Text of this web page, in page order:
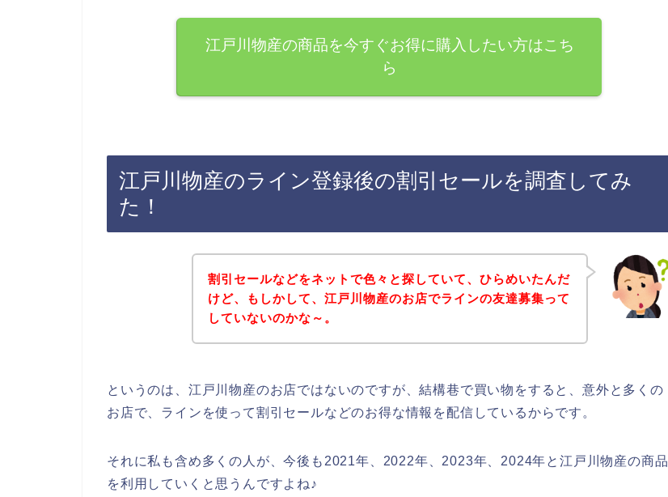
江戸川物産の商品を今すぐお得に購入したい方はこち
ら
江戸川物産のライン登録後の割引セールを調査してみ
た！
割引セールなどをネットで色々と探していて、ひらめいたんだ
けど、もしかして、江戸川物産のお店でラインの友達募集って
していないのかな～。
というのは、江戸川物産のお店ではないのですが、結構巷で買い物をすると、意外と多くの
お店で、ラインを使って割引セールなどのお得な情報を配信しているからです。
それに私も含め多くの人が、今後も2021年、2022年、2023年、2024年と江戸川物産の商品
を利用していくと思うんですよね♪